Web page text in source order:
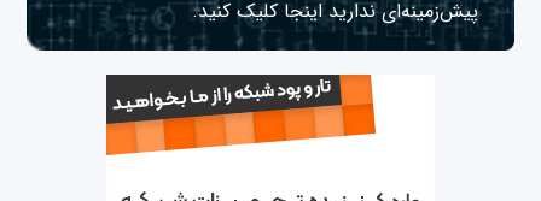
پیش‌زمینه‌ای نداریداینجا کلیک کنید.